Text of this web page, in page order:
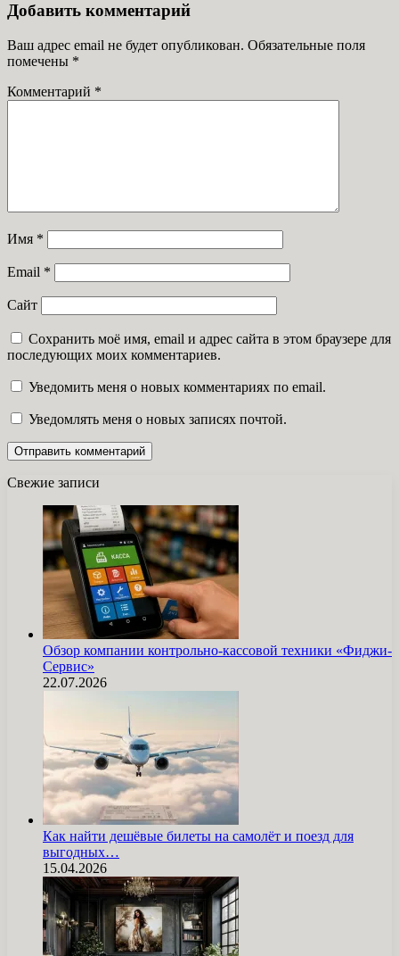
Добавить комментарий
Ваш адрес email не будет опубликован. Обязательные поля
помечены *
Комментарий *
Имя *
Email *
Сайт
Сохранить моё имя, email и адрес сайта в этом браузере для
последующих моих комментариев.
Уведомить меня о новых комментариях по email.
Уведомлять меня о новых записях почтой.
Свежие записи
Обзор компании контрольно-кассовой техники «Фиджи-
Сервис»
22.07.2026
Как найти дешёвые билеты на самолёт и поезд для
выгодных…
15.04.2026